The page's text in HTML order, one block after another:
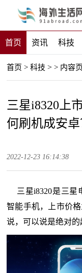
首页 资讯 科技
首页 > 科技 > > 内容页
三星i8320上
何刷机成安卓
2022-12-23 16:14:38
三星i8320是三星
智能手机，上市价
说，可以说是绝对的